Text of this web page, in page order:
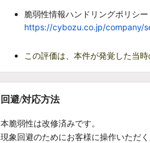
脆弱性情報ハンドリングポリシー
https://cybozu.co.jp/company/
この評価は、本件が発覚した当
回避/対応方法
本脆弱性は改修済みです。
現象回避のためにお客様に操作いただく